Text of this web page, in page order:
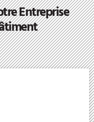
Entreprise